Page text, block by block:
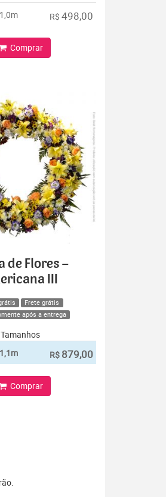
R$ 498,00
Comprar
de Flores –
III
Frete grátis
após a entrega
Tamanhos
R$ 879,00
Comprar